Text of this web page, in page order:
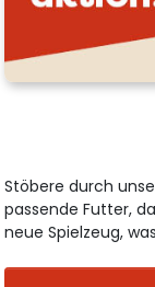
Stöbere durch
passende Futter,
neue Spielzeug,